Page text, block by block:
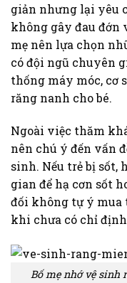
giản nhưng lại yêu
không gây đau đớn
mẹ nên lựa chọn
có đội ngũ chuyên
thống máy móc, cơ
răng nanh cho bé.
Ngoài việc thăm
nên chú ý đến vấn
sinh. Nếu trẻ bị sốt,
gian để hạ cơn sốt
đối không tự ý mua
khi chưa có chỉ
Bố mẹ nhớ vệ sinh